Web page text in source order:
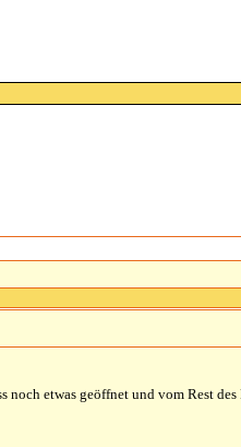
etwas geöffnet und vom Rest des